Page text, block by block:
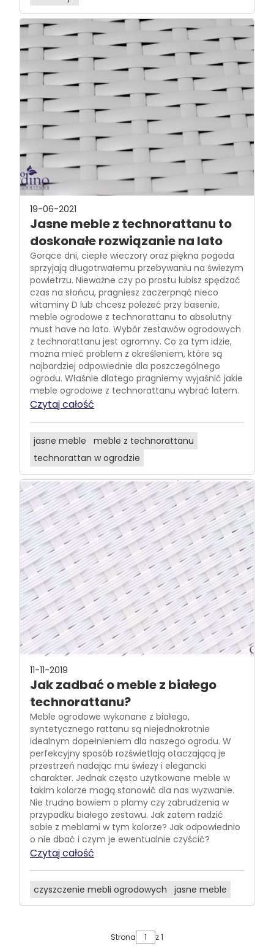
19-06-2021
Jasne meble z technorattanu to
doskonałe rozwiązanie na lato
Gorące dni, ciepłe wieczory oraz piękna pogoda
sprzyjają długotrwałemu przebywaniu na świeżym
powietrzu. Nieważne czy po prostu lubisz spędzać
czas na słońcu, pragniesz zaczerpnąć nieco
witaminy D lub chcesz poleżeć przy basenie,
meble ogrodowe z technorattanu to absolutny
must have na lato. Wybór zestawów ogrodowych
z technorattanu jest ogromny. Co za tym idzie,
można mieć problem z określeniem, które są
najbardziej odpowiednie dla poszczególnego
ogrodu. Właśnie dlatego pragniemy wyjaśnić jakie
meble ogrodowe z technorattanu wybrać latem.
Czytaj całość
jasne meble
meble z technorattanu
technorattan w ogrodzie
11-11-2019
Jak zadbać o meble z białego
technorattanu?
Meble ogrodowe wykonane z białego,
syntetycznego rattanu są niejednokrotnie
idealnym dopełnieniem dla naszego ogrodu. W
perfekcyjny sposób rozświetlają otaczającą je
przestrzeń nadając mu świeży i elegancki
charakter. Jednak często użytkowane meble w
takim kolorze mogą stanowić dla nas wyzwanie.
Nie trudno bowiem o plamy czy zabrudzenia w
przypadku białego zestawu. Jak zatem radzić
sobie z meblami w tym kolorze? Jak odpowiednio
o nie dbać i czym je ewentualnie czyścić?
Czytaj całość
czyszczenie mebli ogrodowych jasne meble
Strona z 1